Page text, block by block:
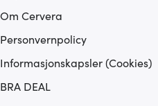
Om Cervera
Personvernpolicy
Informasjonskapsler (Cookies)
BRA DEAL